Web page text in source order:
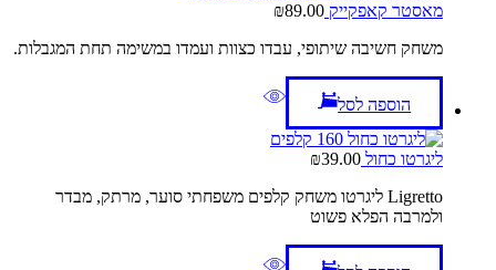
מאסטר קאפקייק ₪89.00
משחק חשיבה שיתופי, עבדו כצוות ועמדו במשימה תחת המגבלות.
הוספה לסל
ליגרטו כחול ₪39.00
Ligretto ליגרטו משחק קלפים משפחתי סוער, מרתק, מבדר
ולמרבה הפלא פשוט